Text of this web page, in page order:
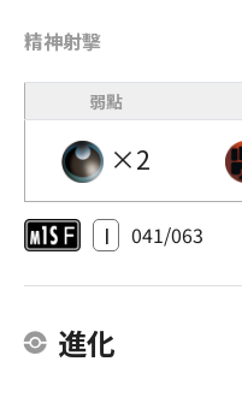
精神射擊
弱點
×2
I 041/063
進化